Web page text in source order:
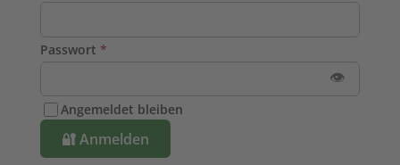
Passwort *
👁
Angemeldet bleiben
🔐 Anmelden